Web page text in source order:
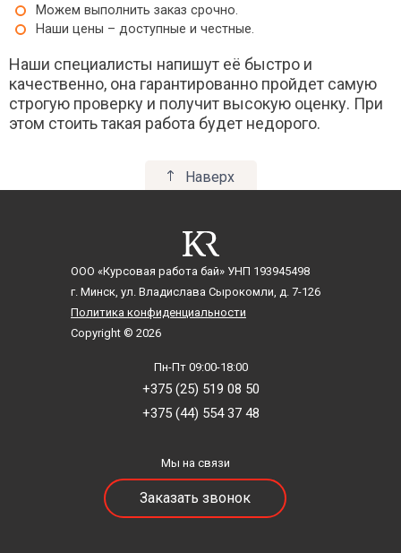
Диалектология
Дидактика
Дошкольная олигофренопсихология
Дошкольная педагогика
Журналистика
Иностранный язык делового общения
Иностранный язык для специальных целей
Интерпретация художественного текста
Информационная культура
Историческая грамматика
История Азии, Африки в новейшее время
Можем выполнить заказ срочно.
Наши цены – доступные и честные.
Наши специалисты напишут её быстро и
качественно, она гарантированно пройдет самую
строгую проверку и получит высокую оценку. При
этом стоить такая работа будет недорого.
Наверх
ООО «Курсовая работа бай» УНП 193945498
г. Минск, ул. Владислава Сырокомли, д. 7-126
Политика конфиденциальности
Copyright © 2026
Пн-Пт 09:00-18:00
+375 (25) 519 08 50
+375 (44) 554 37 48
Мы на связи
Заказать звонок